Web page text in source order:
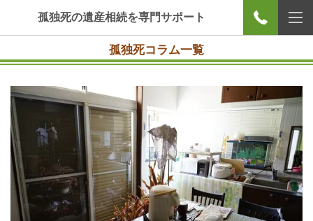
孤独死の遺産相続を専門サポート
孤独死コラム一覧